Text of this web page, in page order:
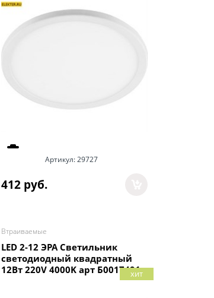
Артикул:29727
412 руб.
Втраиваемые
LED 2-12 ЭРА Светильник
светодиодный квадратный
12Вт 220V 4000K арт Б0017491
хит